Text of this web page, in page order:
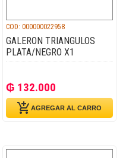
COD: 000000022958
GALERON TRIANGULOS
PLATA/NEGRO X1
₲ 132.000
add_shopping_cartAGREGAR AL CARRO